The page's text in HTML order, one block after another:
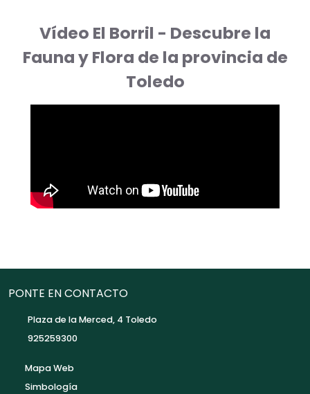
Vídeo El Borril - Descubre la
Fauna y Flora de la provincia de
Toledo
PONTE EN CONTACTO
Plaza de la Merced, 4 Toledo
925259300
Mapa Web
Simbología